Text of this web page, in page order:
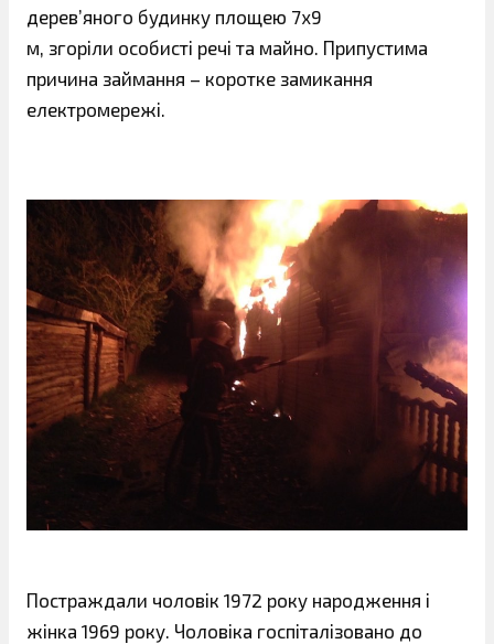
дерев’яного будинку площею 7х9
м, згоріли особисті речі та майно. Припустима
причина займання – коротке замикання
електромережі.
Постраждали чоловік 1972 року народження і
жінка 1969 року. Чоловіка госпіталізовано до